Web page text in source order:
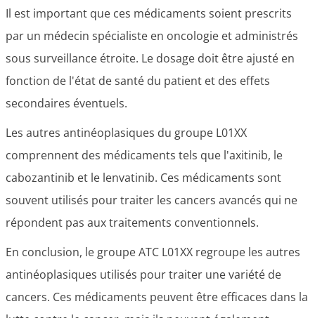
Il est important que ces médicaments soient prescrits
par un médecin spécialiste en oncologie et administrés
sous surveillance étroite. Le dosage doit être ajusté en
fonction de l'état de santé du patient et des effets
secondaires éventuels.
Les autres antinéoplasiques du groupe L01XX
comprennent des médicaments tels que l'axitinib, le
cabozantinib et le lenvatinib. Ces médicaments sont
souvent utilisés pour traiter les cancers avancés qui ne
répondent pas aux traitements conventionnels.
En conclusion, le groupe ATC L01XX regroupe les autres
antinéoplasiques utilisés pour traiter une variété de
cancers. Ces médicaments peuvent être efficaces dans la